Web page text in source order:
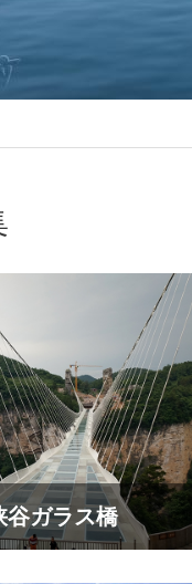
谷ガラス橋